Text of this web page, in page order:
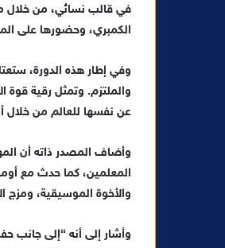
في قالب نسائي، من خلال
الكمبري، وحضورها على
وفي إطار هذه الدورة،
والملتزم. وتمثل رقية قوة
عن نفسها للعالم من خلال
وأضاف المصدر ذاته أن
المعلمين، كما حدث مع أومو
والأخوة الموسيقية، ومزج
وأشار إلى أنه “إلى